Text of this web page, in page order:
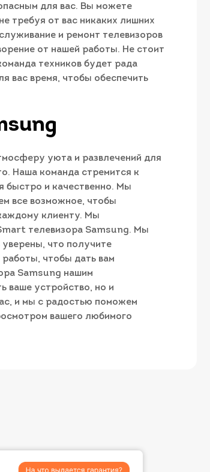
для вас. Вы можете
требуя от вас никаких лишних
и ремонт телевизоров
от нашей работы. Не стоит
техников будет рада
вас время, чтобы обеспечить
уюта и развлечений для
Наша команда стремится к
быстро и качественно. Мы
все возможное, чтобы
клиенту. Мы
телевизора Samsung. Мы
что получите
чтобы дать вам
Samsung нашим
ваше устройство, но и
и мы с радостью поможем
вашего любимого